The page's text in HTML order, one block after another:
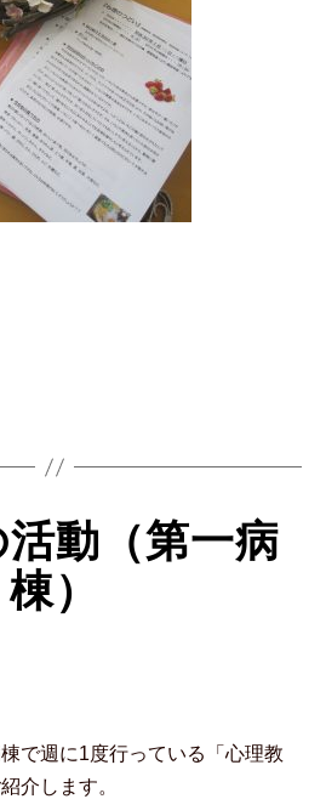
動（第一病
棟）
で週に1度行っている「心理教
介します。